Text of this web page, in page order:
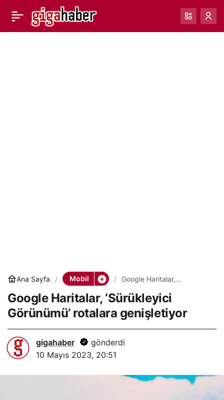
Ana Sayfa Mobil
Google Haritalar,
rotalara genişletiyor
Google Haritalar, ‘Sürükleyici
Görünümü’ rotalara genişletiyor
gigahaber
gönderdi
10 Mayıs 2023, 20:51
WhatsApp, iPhone’larda Paylaş